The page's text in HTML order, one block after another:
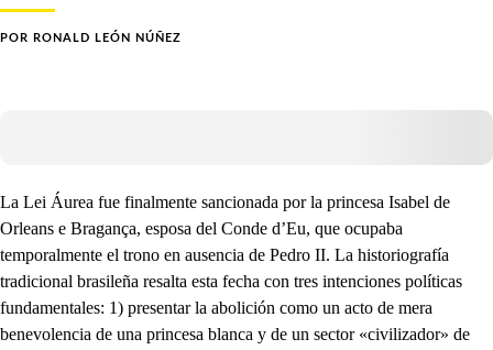
POR RONALD LEÓN NÚÑEZ
La Lei Áurea fue finalmente sancionada por la princesa Isabel de
Orleans e Bragança, esposa del Conde d’Eu, que ocupaba
temporalmente el trono en ausencia de Pedro II. La historiografía
tradicional brasileña resalta esta fecha con tres intenciones políticas
fundamentales: 1) presentar la abolición como un acto de mera
benevolencia de una princesa blanca y de un sector «civilizador» de